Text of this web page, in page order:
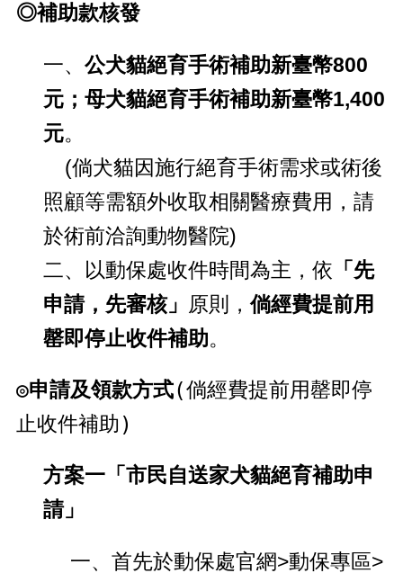
◎補助款核發
一、 公犬貓絕育手術補助新臺幣800
元；母犬貓絕育手術補助新臺幣1,400
元。
(倘犬貓因施行絕育手術需求或術後
照顧等需額外收取相關醫療費用，請
於術前洽詢動物醫院)
二、以動保處收件時間為主，依 「先
申請，先審核」 原則，倘經費提前用
罄即停止收件補助。
◎申請及領款方式(倘經費提前用罄即停
止收件補助)
方案一「 市民自送家犬貓絕育補助申
請」
一、首先於動保處官網>動保專區>